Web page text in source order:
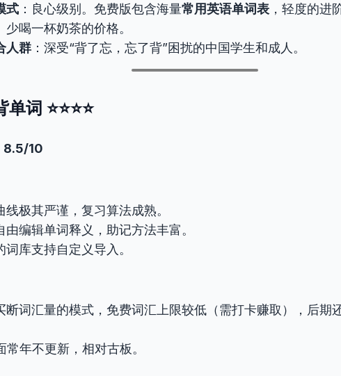
式 ：良心级别。免费版包含海量常用英语单词表 ，轻度的进
少喝一杯奶茶的价格。
人群 ：深受“背了忘，忘了背”困扰的中国学生和成人。
词 ⭐⭐⭐⭐
8.5/10
线极其严谨，复习算法成熟。
由编辑单词释义，助记方法丰富。
词库支持自定义导入。
断词汇量的模式，免费词汇上限较低（需打卡赚取），后期
常年不更新，相对古板。